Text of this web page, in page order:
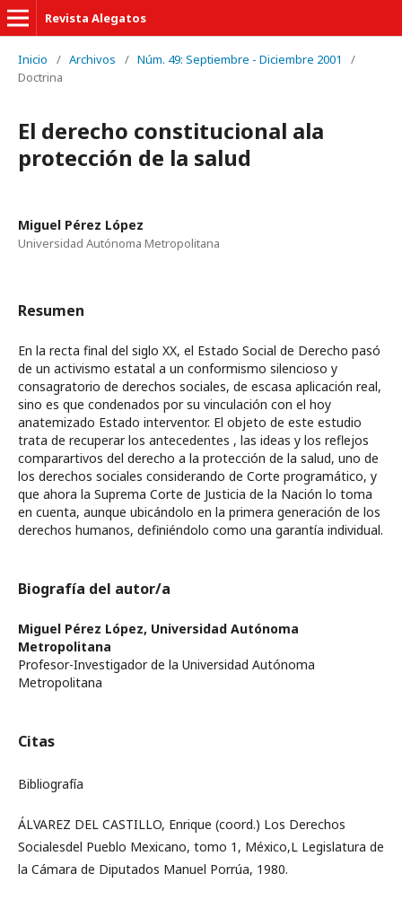
Revista Alegatos
Inicio / Archivos / Núm. 49: Septiembre - Diciembre 2001
/
Doctrina
El derecho constitucional ala
protección de la salud
Miguel Pérez López
Universidad Autónoma Metropolitana
Resumen
En la recta final del siglo XX, el Estado Social de Derecho pasó
de un activismo estatal a un conformismo silencioso y
consagratorio de derechos sociales, de escasa aplicación real,
sino es que condenados por su vinculación con el hoy
anatemizado Estado interventor. El objeto de este estudio
trata de recuperar los antecedentes , las ideas y los reflejos
comparartivos del derecho a la protección de la salud, uno de
los derechos sociales considerando de Corte programático, y
que ahora la Suprema Corte de Justicia de la Nación lo toma
en cuenta, aunque ubicándolo en la primera generación de los
derechos humanos, definiéndolo como una garantía individual.
Biografía del autor/a
Miguel Pérez López, Universidad Autónoma
Metropolitana
Profesor-Investigador de la Universidad Autónoma
Metropolitana
Citas
Bibliografía
ÁLVAREZ DEL CASTILLO, Enrique (coord.) Los Derechos
Socialesdel Pueblo Mexicano, tomo 1, México,L Legislatura de
la Cámara de Diputados Manuel Porrúa, 1980.